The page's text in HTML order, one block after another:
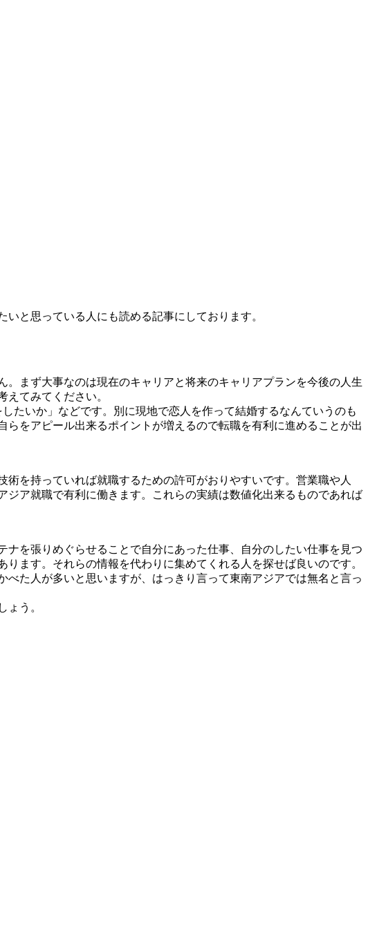
と思っている人にも読める記事にしております。
まず大事なのは現在のキャリアと将来のキャリアプランを今後の人生
てみてください。
たいか」などです。別に現地で恋人を作って結婚するなんていうのも
をアピール出来るポイントが増えるので転職を有利に進めることが出
を持っていれば就職するための許可がおりやすいです。営業職や人
ア就職で有利に働きます。これらの実績は数値化出来るものであれば
を張りめぐらせることで自分にあった仕事、自分のしたい仕事を見つ
ます。それらの情報を代わりに集めてくれる人を探せば良いのです。
た人が多いと思いますが、はっきり言って東南アジアでは無名と言っ
ょう。